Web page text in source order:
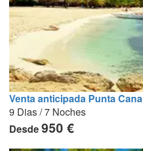
Venta anticipada Punta Cana
9 Dias / 7 Noches
Desde950 €